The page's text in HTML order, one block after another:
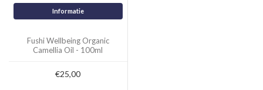
Informatie
Fushi Wellbeing Organic
Camellia Oil - 100ml
€25,00